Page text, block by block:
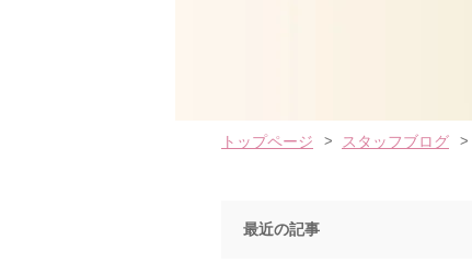
トップページ スタッフブログ
最近の記事